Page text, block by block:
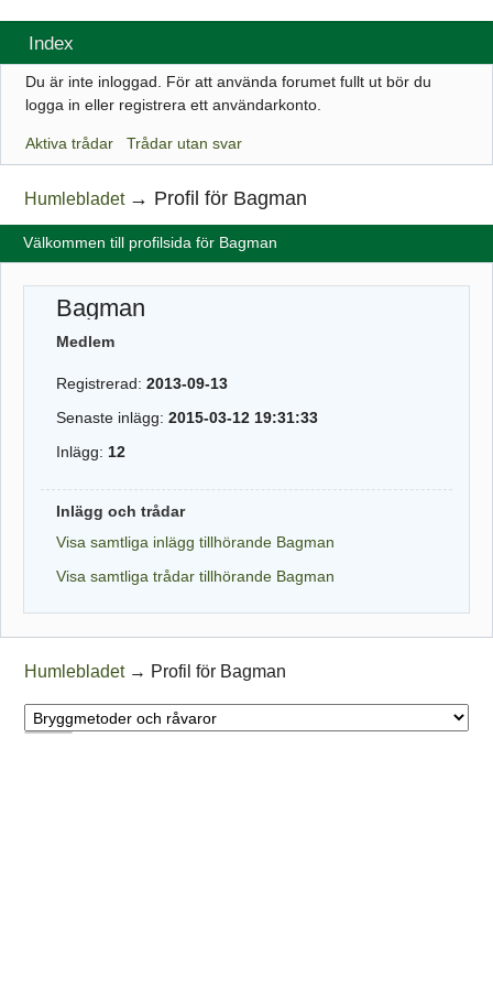
Index
Du är inte inloggad.
För att använda forumet fullt ut bör du
logga in eller registrera ett användarkonto.
Aktiva trådar Trådar utan svar
Humlebladet → Profil för Bagman
Välkommen till profilsida för Bagman
Bagman
Medlem
Registrerad:2013-09-13
Senaste inlägg:2015-03-12 19:31:33
Inlägg:12
Inlägg och trådar
Visa samtliga inlägg tillhörande Bagman
Visa samtliga trådar tillhörande Bagman
Humlebladet → Profil för Bagman